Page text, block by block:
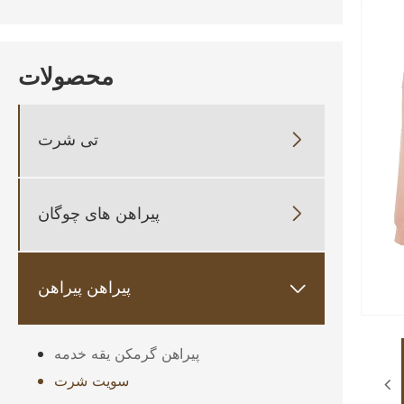
محصولات
تی شرت 
پیراهن های چوگان 
پیراهن پیراهن 
پیراهن گرمکن یقه خدمه
سویت شرت